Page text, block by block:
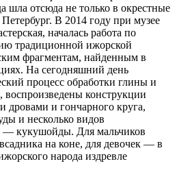
шла отсюда не только в окрестные
В 2014 году при музее
началась работа по
традиционной ижорской
фрагментам, найденным в
На сегодняшний день
процесс обработки глины и
конструкции
дровами и гончарного круга,
и несколько видов
— кукушойды. Для мальчиков
на коне, для девочек — в
народа издревле